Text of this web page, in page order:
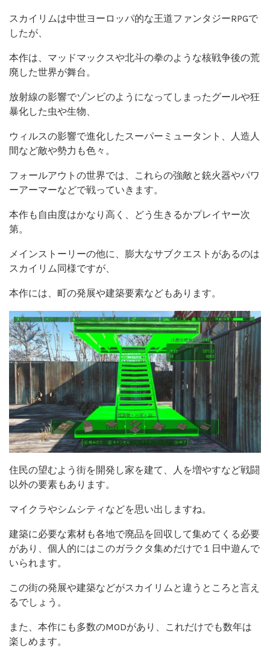
スカイリムは中世ヨーロッパ的な王道ファンタジーRPGで
したが、
本作は、マッドマックスや北斗の拳のような核戦争後の荒
廃した世界が舞台。
放射線の影響でゾンビのようになってしまったグールや狂
暴化した虫や生物、
ウィルスの影響で進化したスーパーミュータント、人造人
間など敵や勢力も色々。
フォールアウトの世界では、これらの強敵と銃火器やパワ
ーアーマーなどで戦っていきます。
本作も自由度はかなり高く、どう生きるかプレイヤー次
第。
メインストーリーの他に、膨大なサブクエストがあるのは
スカイリム同様ですが、
本作には、町の発展や建築要素などもあります。
住民の望むよう街を開発し家を建て、人を増やすなど戦闘
以外の要素もあります。
マイクラやシムシティなどを思い出しますね。
建築に必要な素材も各地で廃品を回収して集めてくる必要
があり、個人的にはこのガラクタ集めだけで１日中遊んで
いられます。
この街の発展や建築などがスカイリムと違うところと言え
るでしょう。
また、本作にも多数のMODがあり、これだけでも数年は
楽しめます。